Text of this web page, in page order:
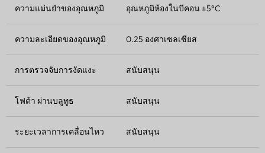
ความแม่นยำของอุณหภูมิ อุณหภูมิห้องในบีคอน ±5°C
ความละเอียดของอุณหภูมิ 0.25 องศาเซลเซียส
การตรวจจับการงัดแงะ สนับสนุน
โฟต้า ผ่านบลูทูธ สนับสนุน
ระยะเวลาการเคลื่อนไหว สนับสนุน